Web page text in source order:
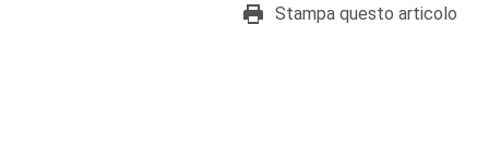
Stampa questo articolo